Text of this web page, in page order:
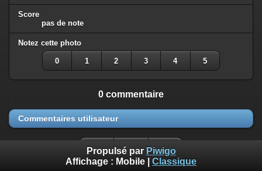
Score
pas de note
Notez cette photo
0 1 2 3 4 5
0 commentaire
Commentaires utilisateur
Propulsé par Piwigo
Affichage : Mobile Classique